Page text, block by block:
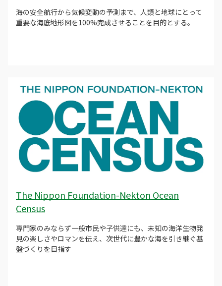
海の安全航行から気候変動の予測まで、人類と地球にとって
重要な海底地形図を100%完成させることを目的とする。
The Nippon Foundation-Nekton Ocean
Census
専門家のみならず一般市民や子供達にも、未知の海洋生物発
見の楽しさやロマンを伝え、次世代に豊かな海を引き継ぐ基
盤づくりを目指す